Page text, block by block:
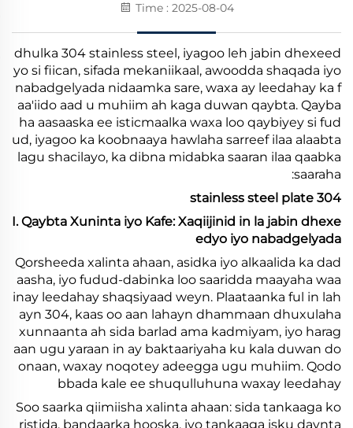
Time : 2025-08-04
dhulka 304 stainless steel, iyagoo leh jabin dhexeed
yo si fiican, sifada mekaniikaal, awoodda shaqada iyo
nabadgelyada nidaamka sare, waxa ay leedahay ka f
aa'iido aad u muhiim ah kaga duwan qaybta. Qayba
ha aasaaska ee isticmaalka waxa loo qaybiyey si fud
ud, iyagoo ka koobnaaya hawlaha sarreef ilaa alaabta
lagu shacilayo, ka dibna midabka saaran ilaa qaabka
saaraha:
304 stainless steel plate
I. Qaybta Xuninta iyo Kafe: Xaqiijinid in la jabin dhexe
edyo iyo nabadgelyada
Qorsheeda xalinta ahaan, asidka iyo alkaalida ka dad
aasha, iyo fudud-dabinka loo saaridda maayaha waa
inay leedahay shaqsiyaad weyn. Plaataanka ful in lah
ayn 304, kaas oo aan lahayn dhammaan dhuxulaha
xunnaanta ah sida barlad ama kadmiyam, iyo harag
aan ugu yaraan in ay baktaariyaha ku kala duwan do
onaan, waxay noqotey adeegga ugu muhiim. Qodo
bbada kale ee shuqulluhuna waxay leedahay
Soo saarka qiimiisha xalinta ahaan: sida tankaaga ko
ristida, bandaarka hooska, iyo tankaaga isku daynta